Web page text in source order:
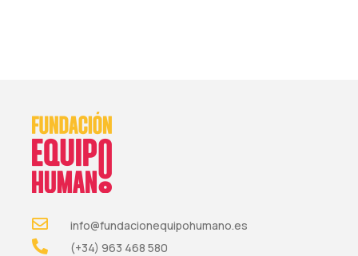
info@fundacionequipohumano.es
(+34) 963 468 580